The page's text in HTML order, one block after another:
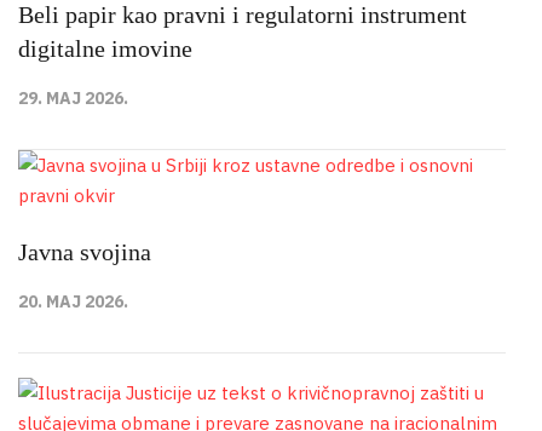
Beli papir kao pravni i regulatorni instrument
digitalne imovine
29. MAJ 2026.
Javna svojina
20. MAJ 2026.